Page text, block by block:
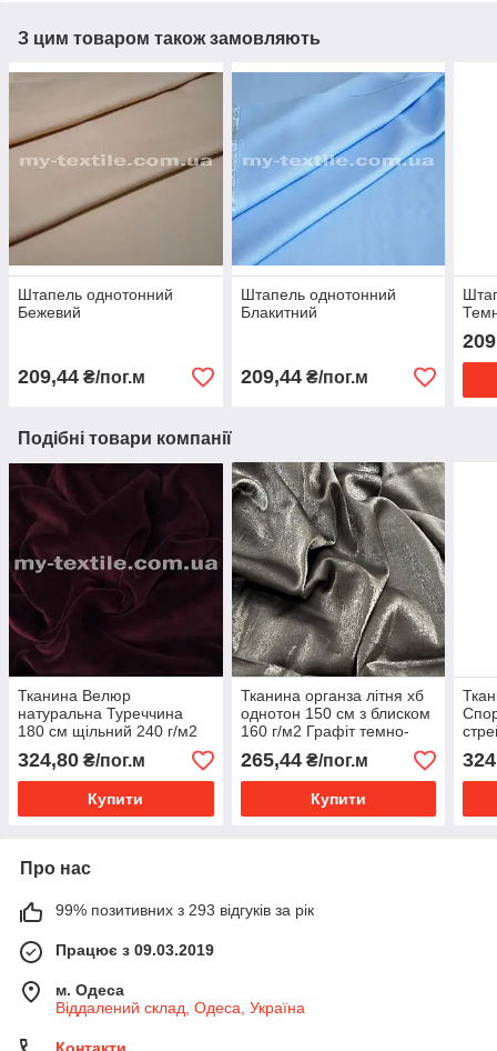
З цим товаром також замовляють
Штапель однотонний
Бежевий
209,44 ₴/пог.м
Штапель однотонний
Блакитний
209,44₴/пог.м
Подібні товари компанії
Тканина Велюр
натуральна Туреччина
180 см щільний 240 г/м2
324,80 ₴/пог.м
Купити
Тканина органза літня хб
однотон 150 см з блиском
160 г/м2 Графіт темно-
265,44₴/пог.м
Купити
Про нас
99% позитивних з 293 відгуків за рік
Працює з 09.03.2019
м. Одеса
Віддалений склад, Одеса, Україна